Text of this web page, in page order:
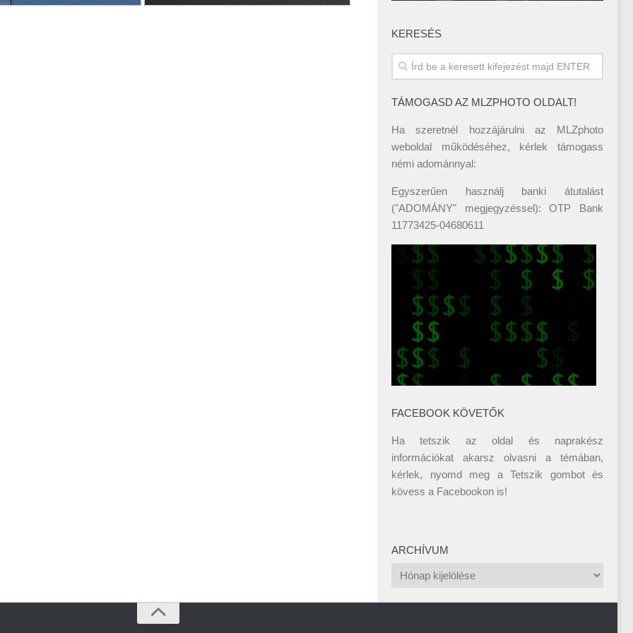
KERESÉS
TÁMOGASD AZ MLZPHOTO OLDALT!
Ha szeretnél hozzájárulni az MLZphoto
weboldal működéséhez, kérlek támogass
némi adománnyal:
Egyszerűen használj banki átutalást
("ADOMÁNY" megjegyzéssel): OTP Bank
11773425-04680611
FACEBOOK KÖVETŐK
Ha tetszik az oldal és naprakész
információkat akarsz olvasni a témában,
kérlek, nyomd meg a Tetszik gombot és
kövess a Facebookon is!
ARCHÍVUM
Archívum